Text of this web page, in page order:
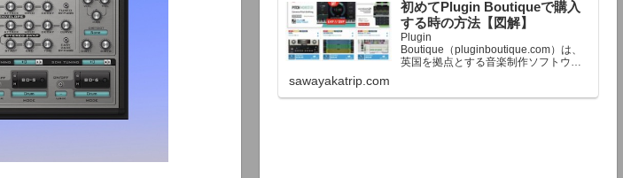
終了予定日：日本時間：6/1（月…
初めてPlugin Boutiqueで購入
する時の方法【図解】
Plugin
Boutique（pluginboutique.com）は、
英国を拠点とする音楽制作ソフトウェ
で、世界中のミュージシャンに利用さ
sawayakatrip.com